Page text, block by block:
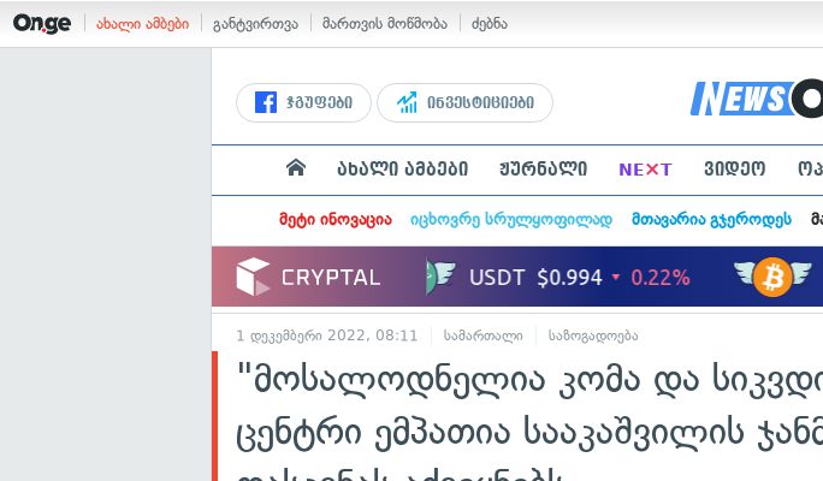
ახალი ამბები განტვირთვა მართვის მოწმობა ძებნა
ჯგუფები ინვესტიციები
ახალი ამბები ჟურნალი NE×T ვიდეო
მეტი ინოვაცია იცხოვრე სრულყოფილად მთავარია გჯეროდეს
1 დეკემბერი 2022, 08:11 სამართალი საზოგადოება
"მოსალოდნელია კომა და
ცენტრი ემპათია სააკაშვილის